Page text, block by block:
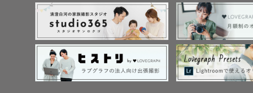
🌷追加オプション
プレミアムポージ
下記のポージング
･ポテトサック
･うつ伏せ（バムア